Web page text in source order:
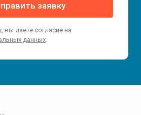
заявку
вы даете согласие на
данных